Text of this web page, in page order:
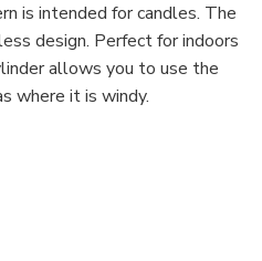
is intended for candles. The
design. Perfect for indoors
allows you to use the
where it is windy.